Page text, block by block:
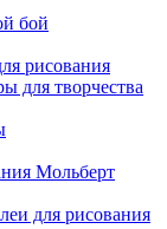
бой
рисования
для творчества
Мольберт
для рисования